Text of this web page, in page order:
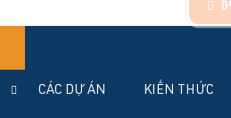
CÁC DỰ ÁN KIẾN THỨC